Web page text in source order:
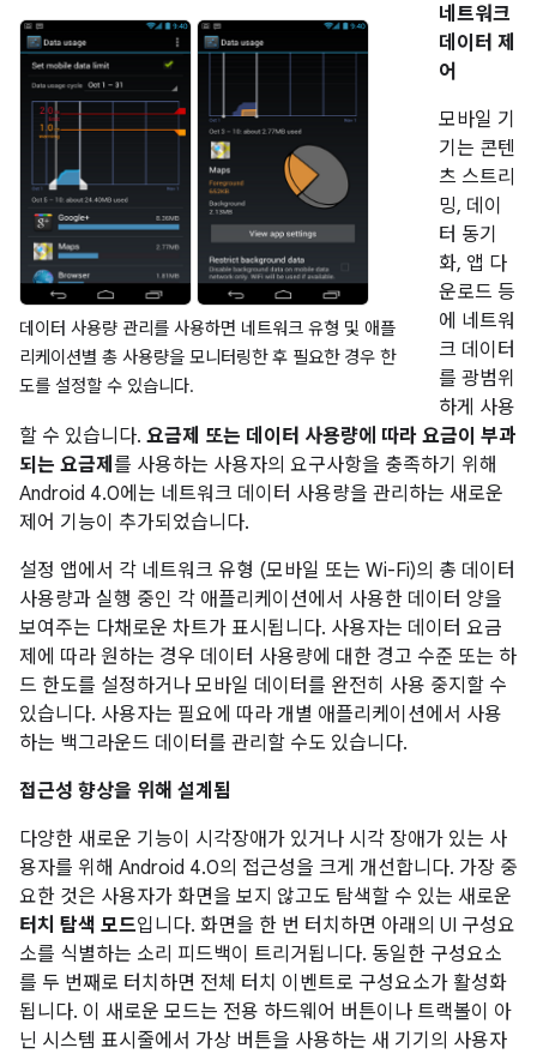
데이터 사용량 관리를 사용하면 네트워크 유형 및 애플
리케이션별 총 사용량을 모니터링한 후 필요한 경우 한
도를 설정할 수 있습니다.
네트워크
데이터 제
어
모바일 기
기는 콘텐
츠 스트리
밍, 데이
터 동기
화, 앱 다
운로드 등
에 네트워
크 데이터
를 광범위
하게 사용
할 수 있습니다. 요금제 또는 데이터 사용량에 따라 요금이 부과
되는 요금제 를 사용하는 사용자의 요구사항을 충족하기 위해
Android 4.0에는 네트워크 데이터 사용량을 관리하는 새로운
제어 기능이 추가되었습니다.
설정 앱에서 각 네트워크 유형 (모바일 또는 Wi-Fi)의 총 데이터
사용량과 실행 중인 각 애플리케이션에서 사용한 데이터 양을
보여주는 다채로운 차트가 표시됩니다. 사용자는 데이터 요금
제에 따라 원하는 경우 데이터 사용량에 대한 경고 수준 또는 하
드 한도를 설정하거나 모바일 데이터를 완전히 사용 중지할 수
있습니다. 사용자는 필요에 따라 개별 애플리케이션에서 사용
하는 백그라운드 데이터를 관리할 수도 있습니다.
접근성 향상을 위해 설계됨
다양한 새로운 기능이 시각장애가 있거나 시각 장애가 있는 사
용자를 위해 Android 4.0의 접근성을 크게 개선합니다. 가장 중
요한 것은 사용자가 화면을 보지 않고도 탐색할 수 있는 새로운
터치 탐색 모드입니다. 화면을 한 번 터치하면 아래의 UI 구성요
소를 식별하는 소리 피드백이 트리거됩니다. 동일한 구성요소
를 두 번째로 터치하면 전체 터치 이벤트로 구성요소가 활성화
됩니다. 이 새로운 모드는 전용 하드웨어 버튼이나 트랙볼이 아
닌 시스템 표시줄에서 가상 버튼을 사용하는 새 기기의 사용자